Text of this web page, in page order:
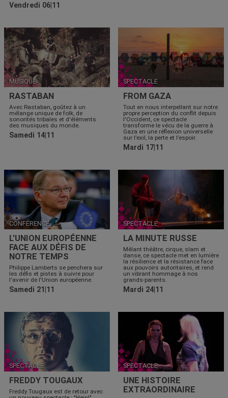
Vendredi 06|11
MUSIQUE
RASTABAN
Avec Rastaban, goûtez à un
mélange unique de folk, de
sonorités tribales et d'éléments
des musiques du monde.
Samedi 14|11
SPECTACLE
FROM GAZA
Tout en nous interpellant sur notre
propre perception du conflit depuis
l'Occident, ce spectacle
transforme le vécu de la guerre à
Gaza en une réflexion universelle
sur l’exil, la perte et l’espoir.
Mardi 17|11
CONFÉRENCE
L’UNION EUROPÉENNE
FACE AUX DÉFIS DE
NOTRE TEMPS
Philippe Lamberts se penchera sur
les défis et pistes à suivre pour
l'avenir de l'Union européenne.
Samedi 21|11
SPECTACLE
LA MINUTE RUSSE
Mêlant théâtre, cirque, slam et
danse, ce spectacle met en lumière
la résilience et la résistance face
aux pouvoirs autoritaires, et rend
un vibrant hommage à nos
grands-parents.
Mardi 24|11
SPECTACLE
FREDDY TOUGAUX
Freddy Tougaux est de retour avec
SPECTACLE
UNE HISTOIRE
EXTRAORDINAIRE